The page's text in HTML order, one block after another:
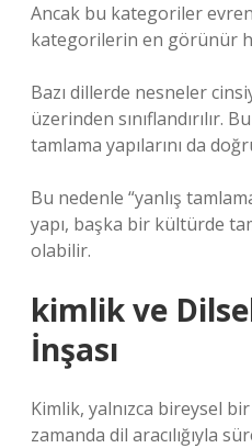
Ancak bu kategoriler
kategorilerin en görünür
Bazı dillerde nesneler
üzerinden sınıflandırılır.
tamlama yapılarını da
Bu nedenle “yanlış
yapı, başka bir kültürde
olabilir.
kimlikve
İnşası
Kimlik, yalnızca bireysel
zamanda dil aracılığıyla